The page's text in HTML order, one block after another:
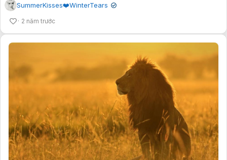
SummerKisses❤️WinterTears ✔
2 năm trước